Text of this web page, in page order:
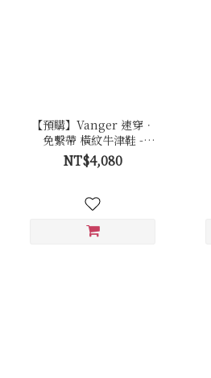
【預購】Vanger 速穿．
免繫帶 橫紋牛津鞋 -
Va301黑
NT$4,080